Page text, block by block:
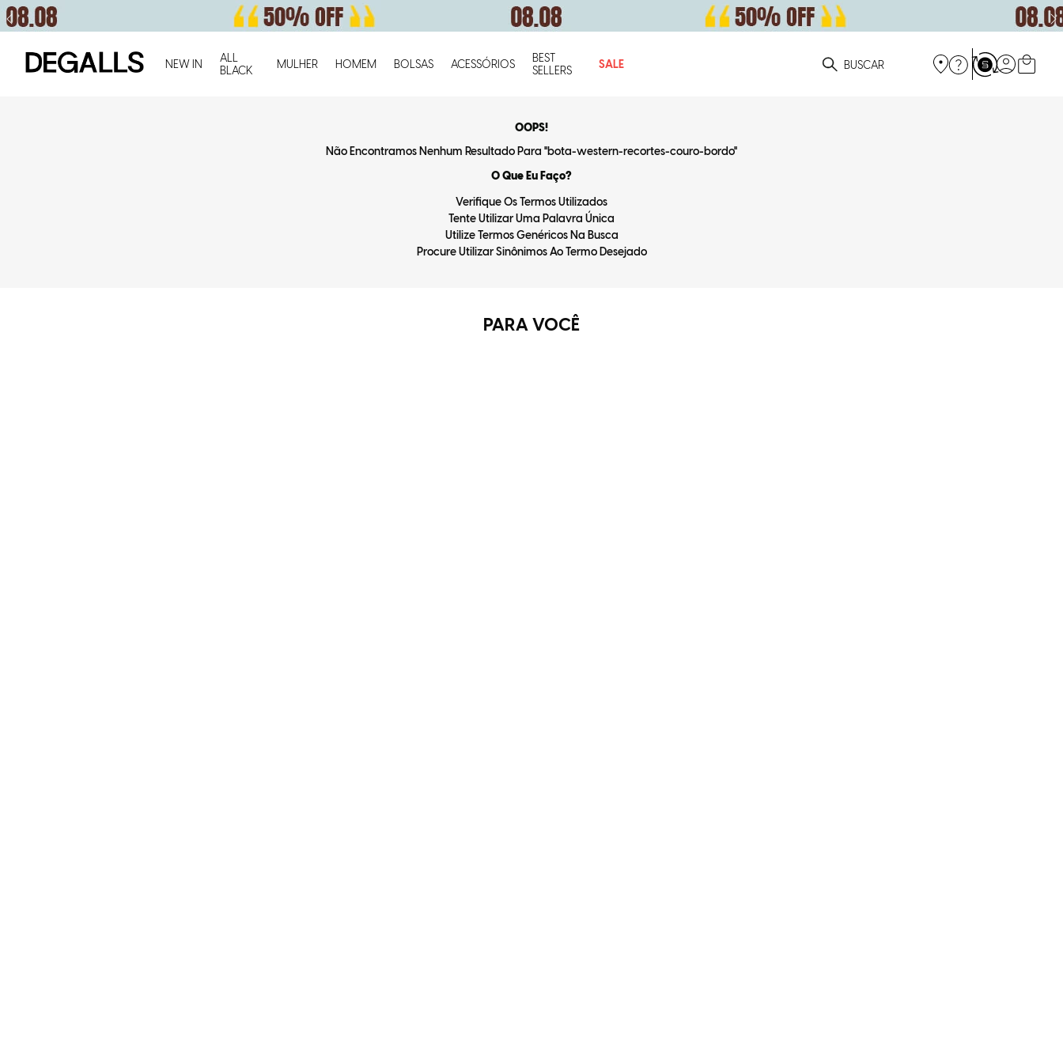
NEW IN
ALL
BLACK
MULHER HOMEM BOLSAS ACESSÓRIOS
BEST
SELLERS
SALE O que você está procurando?
OOPS!
Não Encontramos Nenhum Resultado Para "bota-western-recortes-couro-bordo"
O Que Eu Faço?
Verifique Os Termos Utilizados
Tente Utilizar Uma Palavra Única
Utilize Termos Genéricos Na Busca
Procure Utilizar Sinônimos Ao Termo Desejado
PARA VOCÊ